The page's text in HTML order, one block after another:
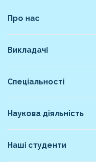
Про нас
Викладачі
Спеціальності
Наукова діяльність
Наші студенти